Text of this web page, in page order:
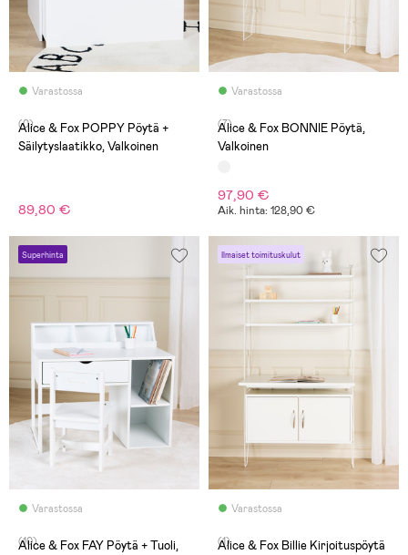
Varastossa
(0)
Alice & Fox POPPY Pöytä +
Säilytyslaatikko, Valkoinen
89,80 €
Varastossa
(7)
Alice & Fox BONNIE Pöytä,
Valkoinen
97,90 €
Aik. hinta: 128,90 €
Superhinta
Varastossa
(10)
Alice & Fox FAY Pöytä + Tuoli,
Ilmaiset toimituskulut
Varastossa
(1)
Alice & Fox Billie Kirjoituspöytä